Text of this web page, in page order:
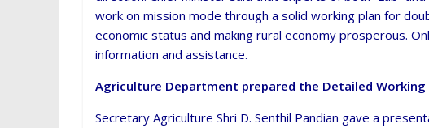
work on mission mode through a solid working plan for
economic status and making rural economy prosperous.
information and assistance.
Agriculture Department prepared the Detailed Working
Secretary Agriculture Shri D. Senthil Pandian gave a